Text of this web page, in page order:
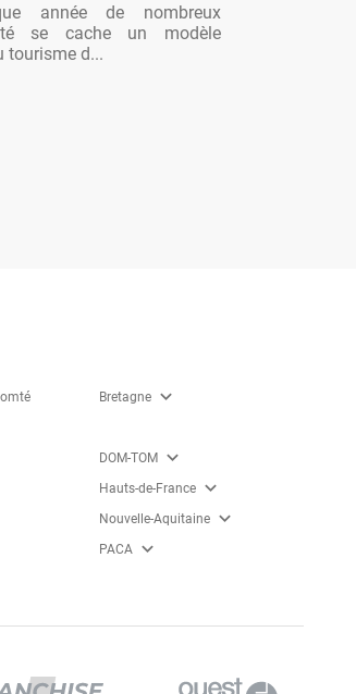
année de nombreux
se cache un modèle
tourisme d...
Bretagne expand_more
DOM-TOM expand_more
Hauts-de-France expand_more
Nouvelle-Aquitaine expand_more
PACA expand_more